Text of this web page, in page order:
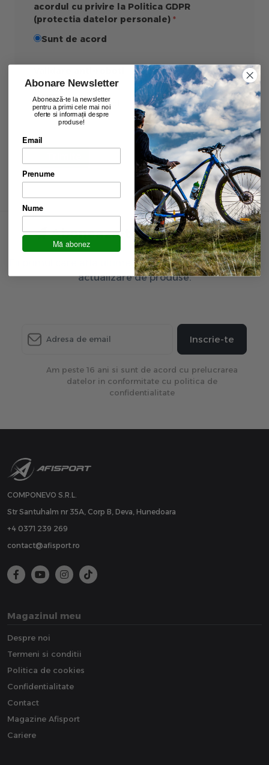
acordul cu privire la Politica GDPR
(protectia datelor personale)
Sunt de acord
Aboneaza-te la newsletter
Fii primul care afla ultimele oferte exclusive și ultima
actualizare de produse.
Inscrie-te
Am peste 16 ani si sunt de acord cu prelucrarea
datelor in conformitate cu politica de
confidentialitate
COMPONEVO S.R.L.
Str Santuhalm nr 35A, Corp B, Deva, Hunedoara
+4 0371 239 269
contact@afisport.ro
Magazinul meu
Despre noi
Termeni si conditii
Politica de cookies
Confidentialitate
Contact
Magazine Afisport
Cariere
Abonare Newsletter
Abonează-te la newsletter
pentru a primi cele mai noi
oferte si informații despre
produse!
Email
Prenume
Nume
Mă abonez